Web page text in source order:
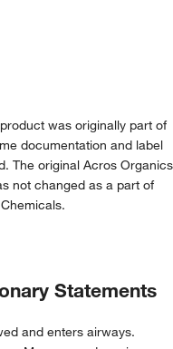
was originally part of
documentation and label
The original Acros Organics
not changed as a part of
Statements
and enters airways.